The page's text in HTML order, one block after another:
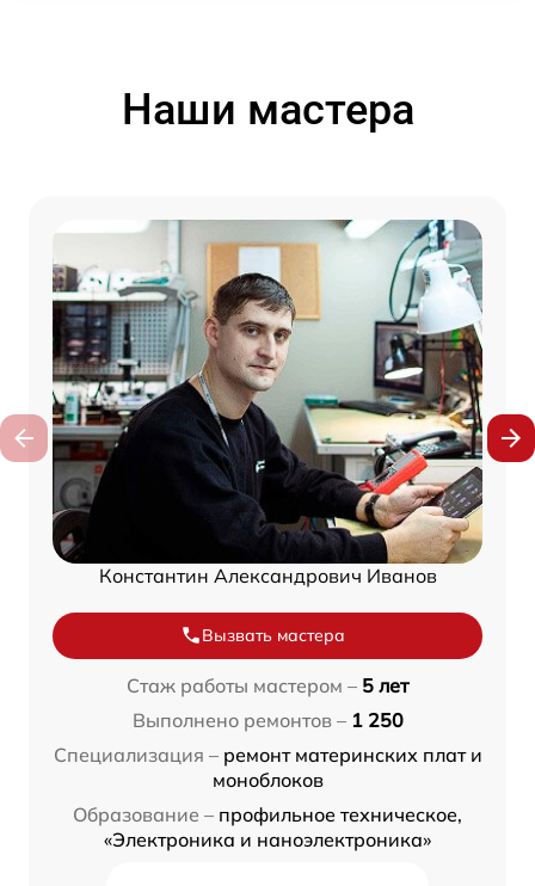
Наши мастера
Константин Александрович Иванов
Вызвать мастера
Стаж работы мастером – 5 лет
Выполнено ремонтов – 1 250
Специализация – ремонт материнских плат и
моноблоков
Образование – профильное техническое,
«Электроника и наноэлектроника»